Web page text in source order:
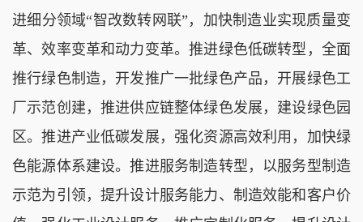
进细分领域“智改数转网联”，加快制造业实现质量变
革、效率变革和动力变革。推进绿色低碳转型，全面
推行绿色制造，开发推广一批绿色产品，开展绿色工
厂示范创建，推进供应链整体绿色发展，建设绿色园
区。推进产业低碳发展，强化资源高效利用，加快绿
色能源体系建设。推进服务制造转型，以服务型制造
示范为引领，提升设计服务能力、制造效能和客户价